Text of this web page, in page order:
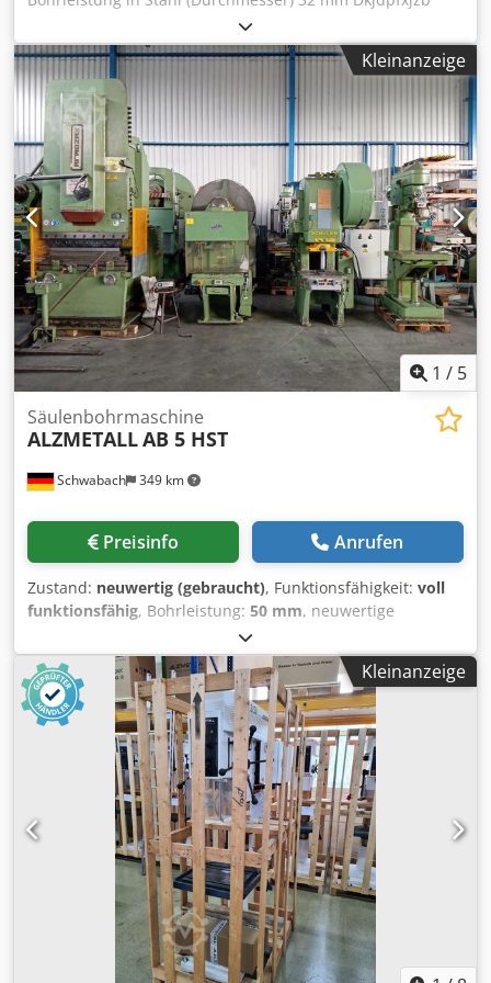
Rais An Esr Morsekegel MK 4 Grundplatte 1700 x 700 mm
Vorschub 4 m/min Maschinengewicht ca. 1,5 t Raumbedarf
ca. 1800 x x1200 x 2480 m
Kleinanzeige
1 / 5
Schwabach 349 km
Säulenbohrmaschine
ALZMETALLAB 5 HST
Preisinfo Anrufen
Zustand: neuwertig (gebraucht), Funktionsfähigkeit: voll
funktionsfähig, Bohrleistung: 50 mm, neuwertige
Maschine in besonders stabiler Kastenständer-
Ausführung wird preislich entsprechend dem Zustand
angeboten. --> bitte keine Privatanfragen ! Dksdpfezhi Sisx
An Eor
Kleinanzeige